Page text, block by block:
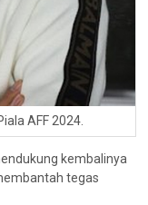
AFF 2024.
kembalinya
tegas